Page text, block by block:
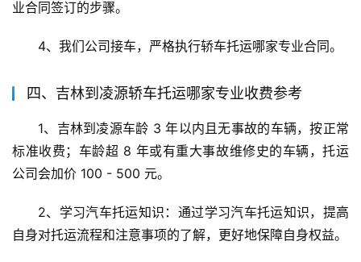
业合同签订的步骤。
4、我们公司接车，严格执行轿车托运哪家专业合同。
四、吉林到凌源轿车托运哪家专业收费参考
1、吉林到凌源车龄 3 年以内且无事故的车辆，按正常
标准收费；车龄超 8 年或有重大事故维修史的车辆，托运
公司会加价 100 - 500 元。
2、学习汽车托运知识：通过学习汽车托运知识，提高
自身对托运流程和注意事项的了解，更好地保障自身权益。